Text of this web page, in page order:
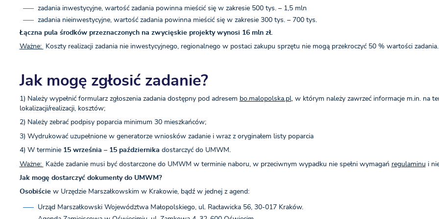
zadania inwestycyjne, wartość zadania powinna mieścić się w zakresie 500 tys. – 1,5 mln
zadania nieinwestycyjne, wartość zadania powinna mieścić się w zakresie 300 tys. – 700 tys.
Łączna pula środków przeznaczonych na zwycięskie projekty wynosi 16 mln zł.
Ważne: Koszty realizacji zadania nie inwestycyjnego, regionalnego w postaci zakupu sprzętu nie mogą przekroczyć 50 % wartości zadania.
Jak mogę zgłosić zadanie?
1) Należy wypełnić formularz zgłoszenia zadania dostępny pod adresem bo.malopolska.pl , w którym należy zawrzeć informacje m.in. na
lokalizacji/realizacji, kosztów;
2) Należy zebrać podpisy poparcia minimum 30 mieszkańców;
3) Wydrukować uzupełnione w generatorze wniosków zadanie i wraz z oryginałem listy poparcia
4) W terminie 15 września – 15 października dostarczyć do UMWM.
Ważne: Każde zadanie musi być dostarczone do UMWM w terminie naboru, w przeciwnym wypadku nie spełni wymagań regulaminu i
Jak mogę dostarczyć dokumenty do UMWM?
Osobiście w Urzędzie Marszałkowskim w Krakowie, bądź w jednej z agend:
Urząd Marszałkowski Województwa Małopolskiego, ul. Racławicka 56, 30-017 Kraków.